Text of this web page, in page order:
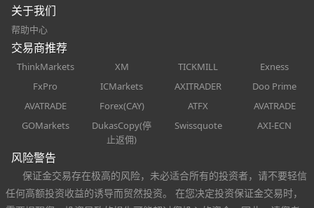
关于我们
帮助中心
交易商推荐
ThinkMarkets XM TICKMILL
Exness
FxPro
ICMarkets AXITRADER
Doo Prime
AVATRADE
Forex(CAY) ATFX
AVATRADE
GOMarkets
DukasCopy(停
止返佣)
Swissquote AXI-ECN
风险警告
保证金交易存在极高的风险，未必适合所有的投资者，请不要轻信
任何高额投资收益的诱导而贸然投资。 在您决定投资保证金交易时，